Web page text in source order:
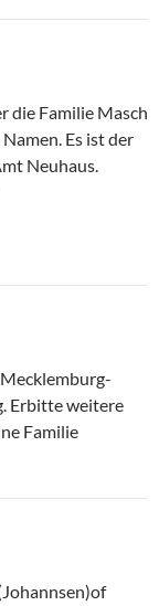
die Familie Masch
Es ist der
Neuhaus.
Erbitte weitere
Familie